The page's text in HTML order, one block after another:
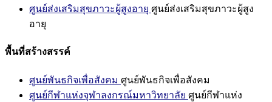
ศูนย์ส่งเสริมสุขภาวะผู้สูงอายุ ศูนย์ส่งเสริมสุขภาวะผู้สูง
อายุ
พื้นที่สร้างสรรค์
ศูนย์พันธกิจเพื่อสังคม ศูนย์พันธกิจเพื่อสังคม
ศูนย์กีฬาแห่งจุฬาลงกรณ์มหาวิทยาลัย ศูนย์กีฬาแห่ง